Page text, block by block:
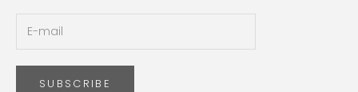
SUBSCRIBE